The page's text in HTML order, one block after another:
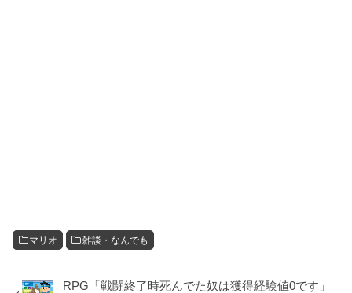
マリオ 雑談・なんでも
RPG「戦闘終了時死んでた奴は獲得経験値0です」